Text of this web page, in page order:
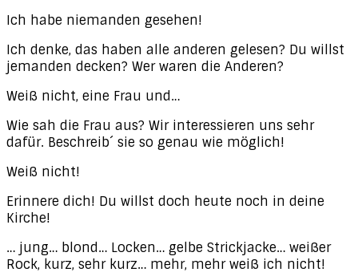
Ich habe niemanden gesehen!
Ich denke, das haben alle anderen gelesen? Du willst
jemanden decken? Wer waren die Anderen?
Weiß nicht, eine Frau und…
Wie sah die Frau aus? Wir interessieren uns sehr
dafür. Beschreib´ sie so genau wie möglich!
Weiß nicht!
Erinnere dich! Du willst doch heute noch in deine
Kirche!
… jung… blond… Locken… gelbe Strickjacke… weißer
Rock, kurz, sehr kurz… mehr, mehr weiß ich nicht!